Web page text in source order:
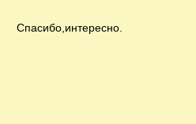
Спасибо,интересно.